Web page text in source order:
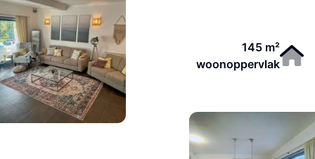
145 m²
woonoppervlak